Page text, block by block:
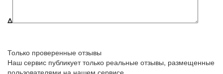
Δ
Только проверенные отзывы
Наш сервис публикует только реальные отзывы, размещенные
пользователями на нашем сервисе.